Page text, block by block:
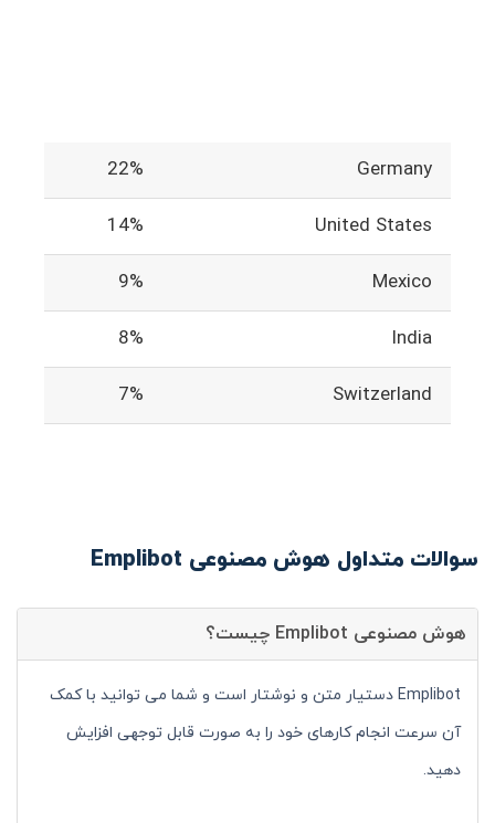
Germany
22%
United States
14%
Mexico
9%
India
8%
Switzerland
7%
سوالات متداول هوش مصنوعی Emplibot
هوش مصنوعی Emplibot چیست؟
Emplibot دستیار متن و نوشتار است و شما می توانید با کمک
آن سرعت انجام کارهای خود را به صورت قابل توجهی افزایش
دهید.